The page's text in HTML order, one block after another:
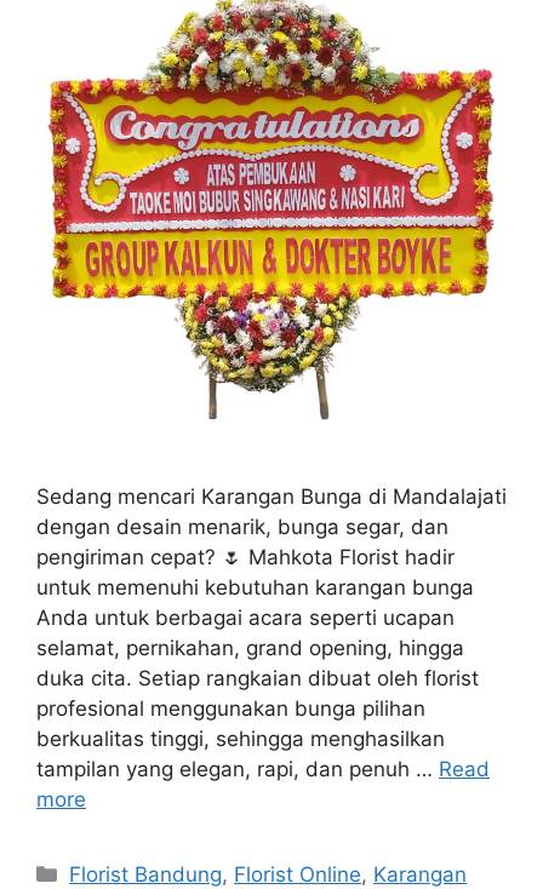
Sedang mencari Karangan Bunga di Mandalajati
dengan desain menarik, bunga segar, dan
pengiriman cepat? 🌷 Mahkota Florist hadir
untuk memenuhi kebutuhan karangan bunga
Anda untuk berbagai acara seperti ucapan
selamat, pernikahan, grand opening, hingga
duka cita. Setiap rangkaian dibuat oleh florist
profesional menggunakan bunga pilihan
berkualitas tinggi, sehingga menghasilkan
tampilan yang elegan, rapi, dan penuh … Read
more
Florist Bandung, Florist Online, Karangan